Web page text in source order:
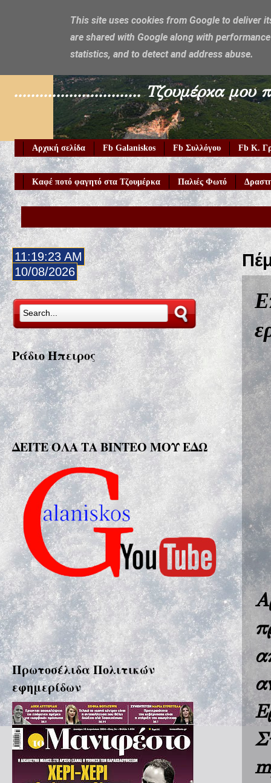
Galaniskos
.............................. Τζουμέρκα μου
Αρχική σελίδα Fb Galaniskos Fb Συλλόγου Fb Κ.
Καφέ ποτό φαγητό στα Τζουμέρκα Παλιές Φωτό
11:19:24 AM
10/08/2026
Ράδιο Ήπειρος
ΔΕΙΤΕ ΟΛΑ ΤΑ ΒΙΝΤΕΟ ΜΟΥ ΕΔΩ
Πρωτοσέλιδα Πολιτικών
εφημερίδων
This site uses cookies from Google to deliver
are shared with Google along with
statistics, and to detect and address abuse.